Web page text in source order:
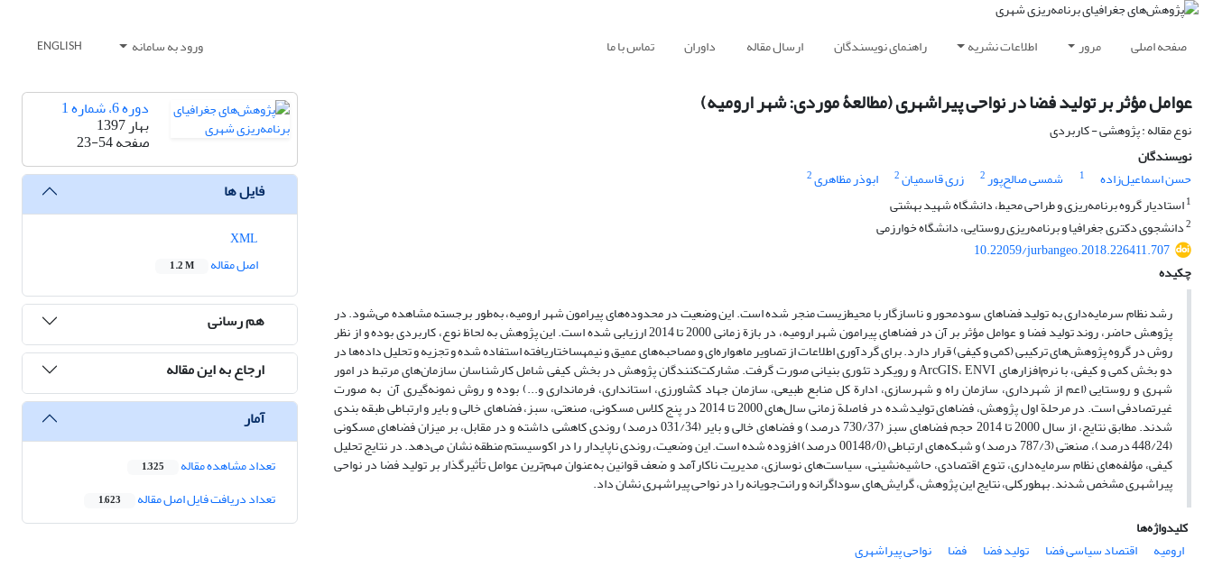
صفحه اصلی مرور اطلاعات نشریه راهنمای نویسندگان ارسال مقاله داوران تماس با ما ورود به سامانه ENGLISH
عوامل مؤثر بر تولید فضا در نواحی پیراشهری (مطالعۀ موردی: شهر ارومیه)
نوع مقاله : پژوهشی - کاربردی
نویسندگان
حسن اسماعیل‌زاده
1 شمسی صالح‌پور2 زری قاسمیان2 ابوذر مظاهری2
1استادیار گروه برنامه‌ریزی و طراحی محیط، دانشگاه شهید بهشتی
2دانشجوی دکتری جغرافیا و برنامه‌ریزی روستایی، دانشگاه خوارزمی
10.22059/jurbangeo.2018.226411.707
چکیده
رشد نظام سرمایه‌داری به تولید فضاهای سودمحور و ناسازگار با محیط‌زیست منجر شده است. این وضعیت در محدوده‌های پیرامون شهر ارومیه، به‌طور برجسته ‌مشاهده می‌شود. در
پژوهش حاضر، روند تولید فضا و عوامل مؤثر بر آن در فضاهای پیرامون شهر ارومیه، در بازة زمانی 2000 تا 2014 ارزیابی شده است. این پژوهش به لحاظ نوع، کاربردی بوده و از نظر
روش در گروه پژوهش‌های ترکیبی (کمی و کیفی) قرار دارد. برای گردآوری اطلاعات از تصاویر ماهواره‌ای و مصاحبه‌های عمیق و نیمه­ساختاریافته استفاده شده و تجزیه ‌و تحلیل داده‌ها در
دو بخش کمی و کیفی، با نرم‌افزارهای ArcGIS، ENVI و رویکرد تئوری بنیانی صورت گرفت. مشارکت‌کنندگان پژوهش در بخش کیفی شامل کارشناسان سازمان‌های مرتبط در امور
شهری و روستایی (اعم از شهرداری، سازمان راه و شهرسازی، ادارة کل منابع طبیعی، سازمان جهاد کشاورزی، استانداری، فرمانداری و...) بوده و روش نمونه‌گیری آن به ‌صورت
غیرتصادفی است. در مرحلة اول پژوهش، فضاهای تولیدشده در فاصلة زمانی سال‌های 2000 تا 2014 در پنج کلاس مسکونی، صنعتی، سبز، فضاهای خالی و بایر و ارتباطی طبقه بندی
شدند. مطابق نتایج، از سال 2000 تا 2014 حجم فضاهای سبز (730/37 درصد) و فضاهای خالی و بایر (031/34 درصد) روندی کاهشی داشته و در مقابل، بر میزان فضاهای مسکونی
(448/24 درصد)، صنعتی (787/3 درصد) و شبکه‌های ارتباطی (00148/0 درصد) افزوده شده است. این وضعیت، روندی ناپایدار را در اکوسیستم منطقه نشان می‌دهد. در نتایج تحلیل
کیفی، مؤلفه‌های نظام سرمایه‌داری، تنوع اقتصادی، حاشیه‌نشینی، سیاست‌های نوسازی، مدیریت ناکارآمد و ضعف قوانین به‌عنوان مهم‌ترین عوامل تأثیرگذار بر تولید فضا در نواحی
پیراشهری مشخص شدند. به­طورکلی، نتایج این پژوهش، گرایش‌های سوداگرانه و رانت‌جویانه را در نواحی پیراشهری نشان داد.
کلیدواژه‌ها
ارومیه
اقتصاد سیاسی فضا تولید فضا فضا نواحی پیراشهری
دوره 6، شماره 1
بهار 1397
صفحه23-54
فایل ها
اصل مقاله
1.2 M
هم رسانی
ارجاع به این مقاله
آمار
تعداد مشاهده مقاله 1,325
تعداد دریافت فایل اصل مقاله 1,623